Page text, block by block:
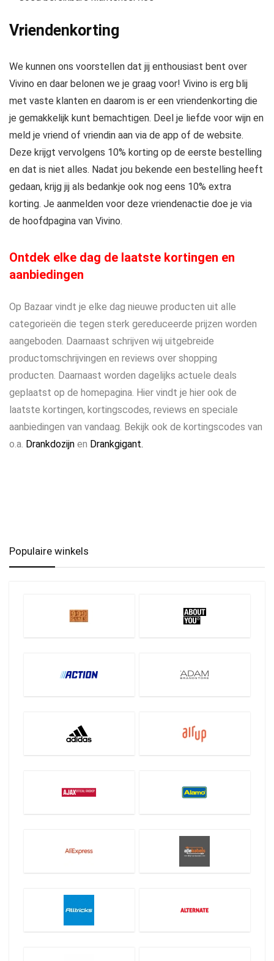
Vriendenkorting
We kunnen ons voorstellen dat jij enthousiast bent over
Vivino en daar belonen we je graag voor! Vivino is erg blij
met vaste klanten en daarom is er een vriendenkorting die
je gemakkelijk kunt bemachtigen. Deel je liefde voor wijn en
meld je vriend of vriendin aan via de app of de website.
Deze krijgt vervolgens 10% korting op de eerste bestelling
en dat is niet alles. Nadat jou bekende een bestelling heeft
gedaan, krijg jij als bedankje ook nog eens 10% extra
korting. Je aanmelden voor deze vriendenactie doe je via
de hoofdpagina van Vivino.
Ontdek elke dag de laatste kortingen en
aanbiedingen
Op Bazaar vindt je elke dag nieuwe producten uit alle
categorieën die tegen sterk gereduceerde prijzen worden
aangeboden. Daarnaast schrijven wij uitgebreide
productomschrijvingen en reviews over shopping
producten. Daarnaast worden dagelijks actuele deals
geplaatst op de homepagina. Hier vindt je hier ook de
laatste kortingen, kortingscodes, reviews en speciale
aanbiedingen van vandaag. Bekijk ook de kortingscodes van
o.a. Drankdozijn en Drankgigant.
Populaire winkels